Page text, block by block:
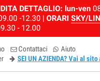
DETTAGLIO: lun-ven
-12.30 | ORARI SKY/
- 12.00
Contattaci Aiuto
SEI UN AZIENDA? Vai al